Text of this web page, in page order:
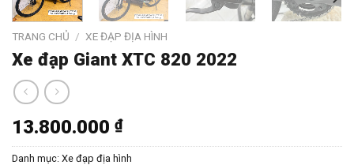
TRANG CHỦ / XE ĐẠP ĐỊA HÌNH
Xe đạp Giant XTC 820 2022
13.800.000 ₫
Danh mục: Xe đạp địa hình